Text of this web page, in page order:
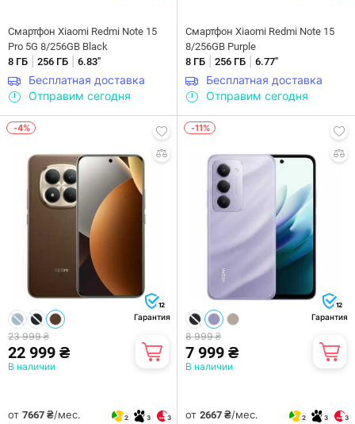
Смартфон Xiaomi Redmi Note 15
Pro 5G 8/256GB Black
8 ГБ
256 ГБ 6.83"
Бесплатная доставка
Отправим сегодня
Смартфон Xiaomi Redmi Note 15
8/256GB Purple
8 ГБ
256 ГБ 6.77"
Бесплатная доставка
Отправим сегодня
-4%
12
Гарантия
23 999 ₴
22 999 ₴
В наличии
от 7667 ₴/мес. 2 3 3
-11%
12
Гарантия
8 999 ₴
7 999 ₴
В наличии
от 2667 ₴/мес. 2 3 3